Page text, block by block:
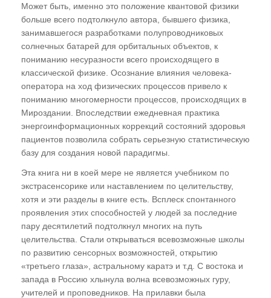
будущего, или Откуда прилетел двуглавый
орел
ГЛАВА ЧЕТВЁРТАЯ
Понятие "Поле Событий".
Реинкарнационные циклы
Время как субъективная реальность. Время
Эзотерика и магия. Многомерная градация
Понятия "судьба" и "карма". Основной закон
Мироздания - "Неприкосновенность Воли"
Кто придумал гадания? Гадания и
спиритизм - всеобщая глупость
ГЛАВА ШЕСТАЯ
Может быть, именно это положение квантовой физики
больше всего подтолкнуло автора, бывшего физика,
занимавшегося разработками полупроводниковых
солнечных батарей для орбитальных объектов, к
пониманию несуразности всего происходящего в
классической физике. Осознание влияния человека-
оператора на ход физических процессов привело к
пониманию многомерности процессов, происходящих в
Мироздании. Впоследствии ежедневная практика
энергоинформационных коррекций состояний здоровья
пациентов позволила собрать серьезную статистическую
базу для создания новой парадигмы.
Эта книга ни в коей мере не является учебником по
экстрасенсорике или наставлением по целительству,
хотя и эти разделы в книге есть. Всплеск спонтанного
проявления этих способностей у людей за последние
пару десятилетий подтолкнул многих на путь
целительства. Стали открываться всевозможные школы
по развитию сенсорных возможностей, открытию
«третьего глаза», астральному каратэ и т.д. С востока и
запада в Россию хлынула волна всевозможных гуру,
учителей и проповедников. На прилавки была